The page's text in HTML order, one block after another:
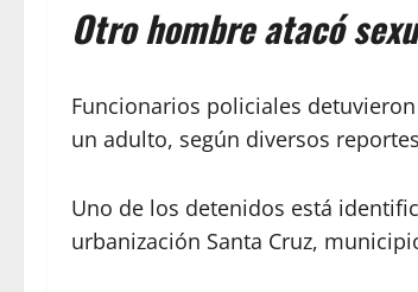
Otro hombre atacó
Funcionarios policiales
un adulto, según diversos
Uno de los detenidos está
urbanización Santa Cruz,